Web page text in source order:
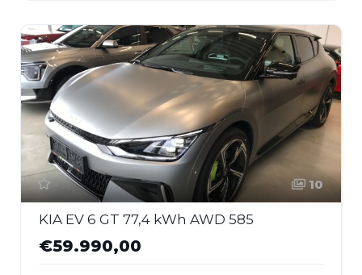
10
KIA EV 6 GT 77,4 kWh AWD 585
€59.990,00